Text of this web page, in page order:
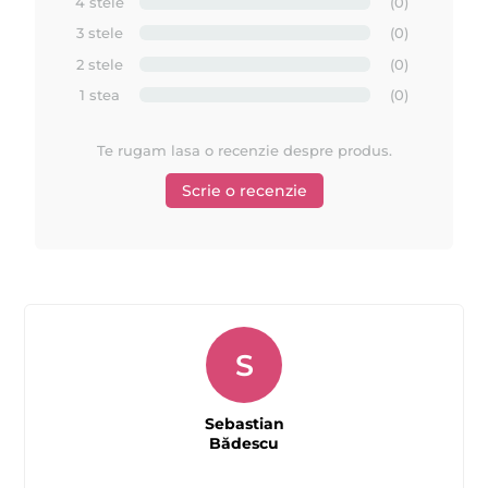
MAYSTAR COSMETICA este un lider in sectorul de beauty
globali de cosmetice profesionale pentru epilare, cu doua linii
importante principale: Starpil siDepilflax
industria cosmeticelor profesionale pentru epilat.
de peste 30 de ani in domeniu !
Lucrati cu cei mai buni ! Urmariti acum toate tutorialele
si video-urile disponibile la noi pe site despre MAYSTAR
si Depilflax !
3 stele
(0)
2 stele
(0)
1 stea
(0)
Te rugam lasa o recenzie despre produs.
Scrie o recenzie
S
Sebastian
Bădescu